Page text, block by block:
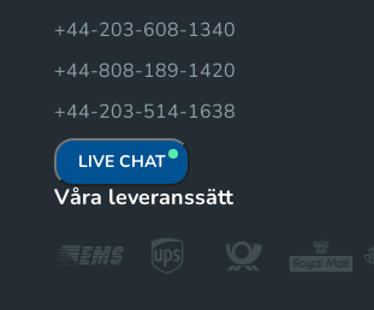
+44-203-608-1340
+44-808-189-1420
+44-203-514-1638
LIVE CHAT
Våra leveranssätt